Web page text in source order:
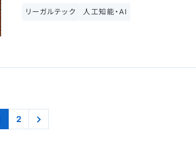
リーガルテック 人工知能・AI
2